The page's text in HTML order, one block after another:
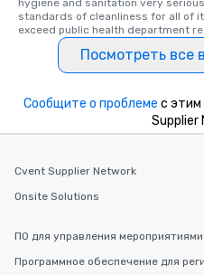
hygiene and sanitation very
standards of cleanliness for all of
exceed public health department
Посмотреть все
Сообщите о проблеме с этим
Supplier
Cvent Supplier Network
Onsite Solutions
ПО для управления мероприятиями
Программное обеспечение для